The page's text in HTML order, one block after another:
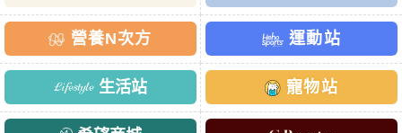
營養N次方 運動站
生活站 寵物站